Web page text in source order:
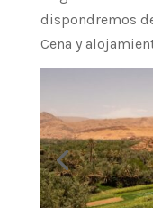
dispondremos
Cena y